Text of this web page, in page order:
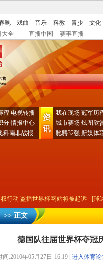
晚 戏曲 音乐 科教 青少 文化
大全 直播中国 赛事直播
程 电视转播
分 情报中心
科南非战报
我在现场 冠军历
城市赛场 炫图欣
驰骋32强 新媒体
动 盗播世界杯网站将被起诉 [球迷
>> 正文
德国队往届世界杯夺冠
:2010年05月27日 16:19 | 进入体育论